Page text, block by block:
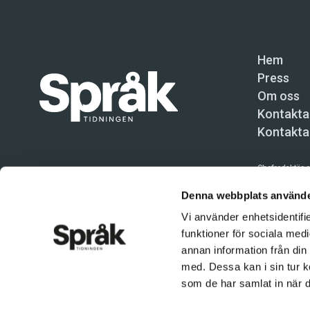
Denna webbplats
Vi använder
funktioner för sociala
annan information från
med. Dessa kan i sin tur
som de har samlat in när
Hem
Press
Om oss
Chefredaktör
Kundtjänst
Användning
tillåten.